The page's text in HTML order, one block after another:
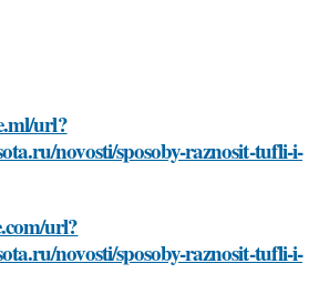
url?
novosti/sposoby-raznosit-tufli-i-
url?
novosti/sposoby-raznosit-tufli-i-